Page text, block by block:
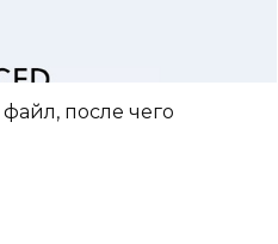
после чего